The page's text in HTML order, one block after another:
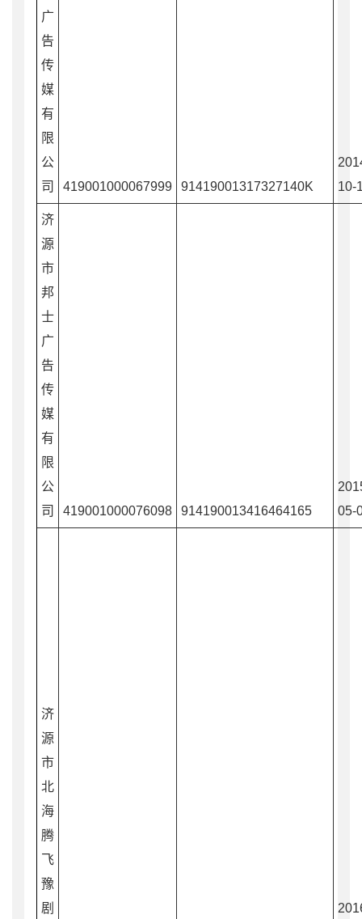
广
告
传
媒
有
限
公
司
419001000067999 91419001317327140K
10-
济
源
市
邦
士
广
告
传
媒
有
限
公
司
419001000076098 914190013416464165
05-
济
源
市
北
海
腾
飞
豫
剧